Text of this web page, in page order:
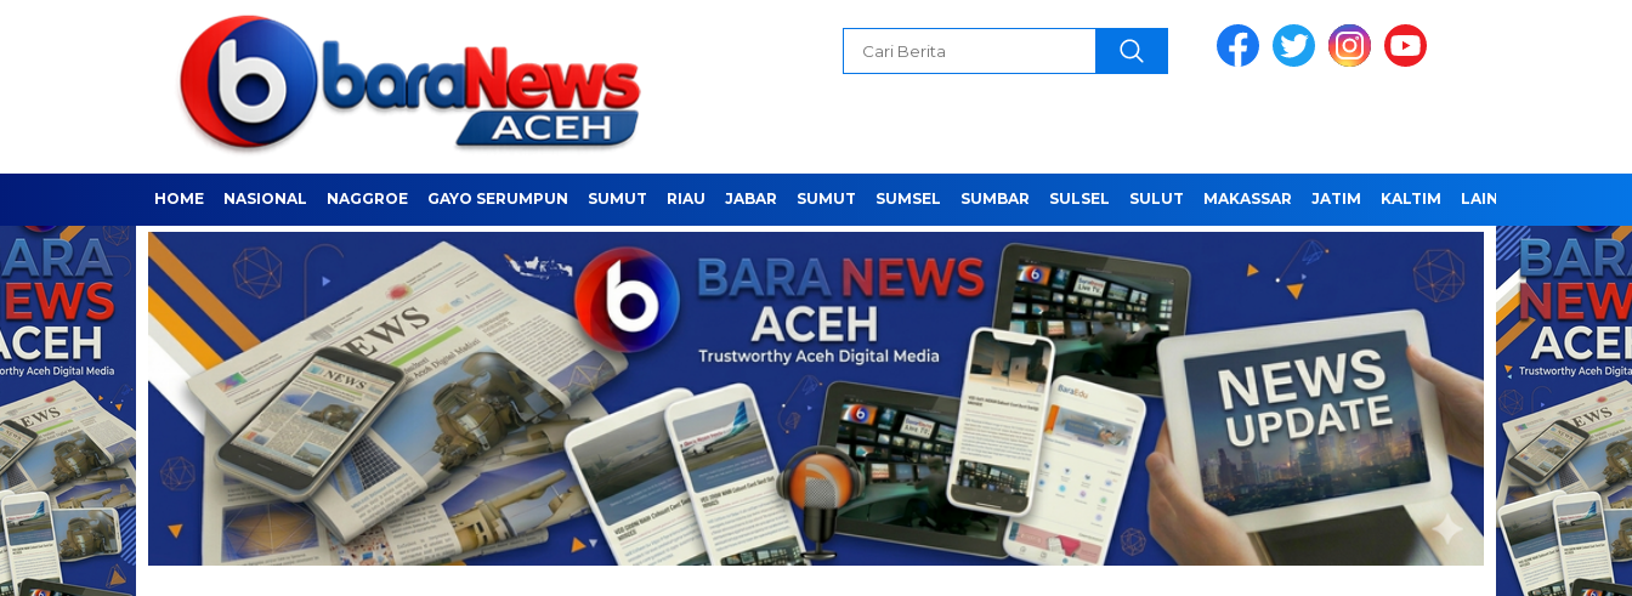
HOME NASIONAL NAGGROE GAYO SERUMPUN SUMUT RIAU JABAR SUMUT SUMSEL SUMBAR SULSEL SULUT MAKASSAR JATIM KALTIM LAINNYA